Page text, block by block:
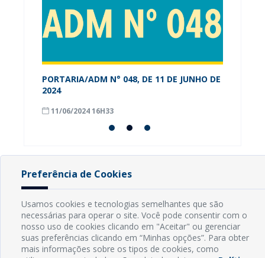
PORTARIA/ADM N° 048, DE 11 DE JUNHO DE
2024
11/06/2024 16H33
INFORMAÇÕES
Endereço: Rua Capitão Vicente de Brito, S/N - Centro
CEP: 59598-000 - Guamaré - RN
Contato: (84) 3525-2032
E-mail: diretoria@guamare.rn.leg.br
Preferência de Cookies
Usamos cookies e tecnologias semelhantes que são
necessárias para operar o site. Você pode consentir com o
nosso uso de cookies clicando em "Aceitar" ou gerenciar
suas preferências clicando em “Minhas opções”. Para obter
mais informações sobre os tipos de cookies, como